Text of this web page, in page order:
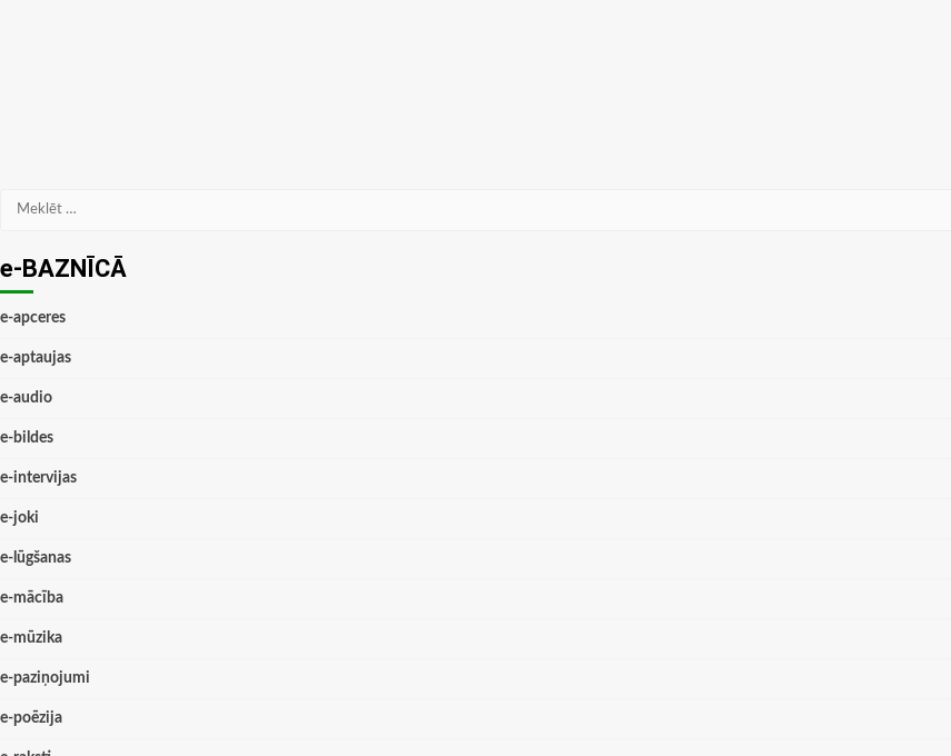
Meklēt:
e-BAZNĪCĀ
e-apceres
e-aptaujas
e-audio
e-bildes
e-intervijas
e-joki
e-lūgšanas
e-mācība
e-mūzika
e-paziņojumi
e-poēzija